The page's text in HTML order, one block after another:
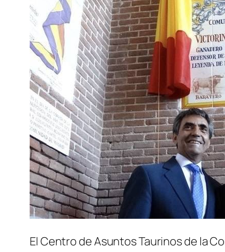
El Centro de Asuntos Taurinos de la